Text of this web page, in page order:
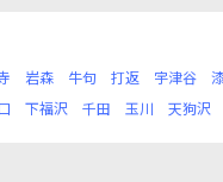
岩森 牛句 打返 宇津谷
下福沢 千田 玉川 天狗沢